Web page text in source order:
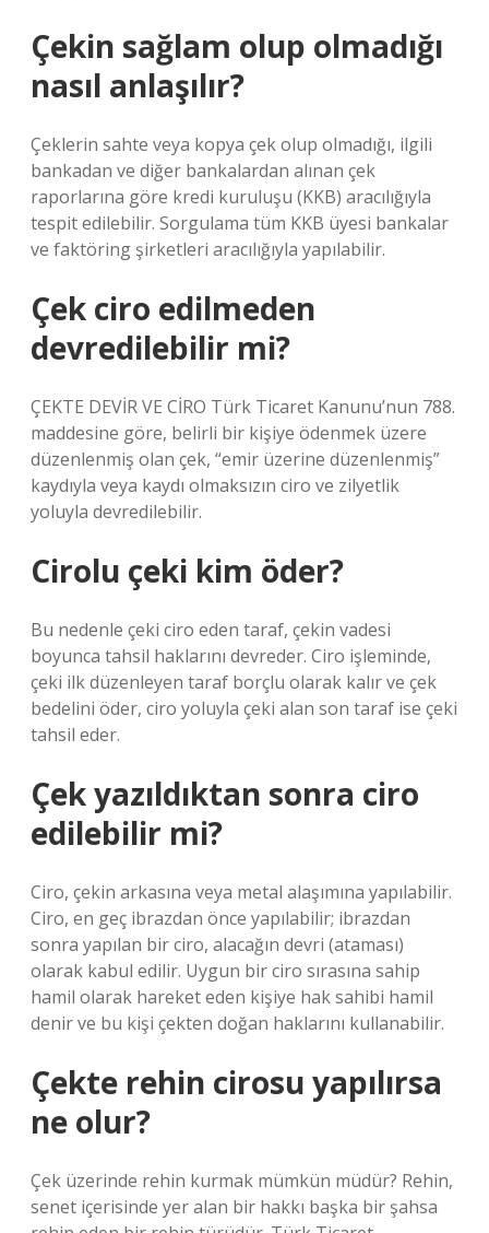
Çekin sağlam olup olmadığı
nasıl anlaşılır?
Çeklerin sahte veya kopya çek olup olmadığı, ilgili
bankadan ve diğer bankalardan alınan çek
raporlarına göre kredi kuruluşu (KKB) aracılığıyla
tespit edilebilir. Sorgulama tüm KKB üyesi bankalar
ve faktöring şirketleri aracılığıyla yapılabilir.
Çek ciro edilmeden
devredilebilir mi?
ÇEKTE DEVİR VE CİRO Türk Ticaret Kanunu’nun 788.
maddesine göre, belirli bir kişiye ödenmek üzere
düzenlenmiş olan çek, “emir üzerine düzenlenmiş”
kaydıyla veya kaydı olmaksızın ciro ve zilyetlik
yoluyla devredilebilir.
Cirolu çeki kim öder?
Bu nedenle çeki ciro eden taraf, çekin vadesi
boyunca tahsil haklarını devreder. Ciro işleminde,
çeki ilk düzenleyen taraf borçlu olarak kalır ve çek
bedelini öder, ciro yoluyla çeki alan son taraf ise çeki
tahsil eder.
Çek yazıldıktan sonra ciro
edilebilir mi?
Ciro, çekin arkasına veya metal alaşımına yapılabilir.
Ciro, en geç ibrazdan önce yapılabilir; ibrazdan
sonra yapılan bir ciro, alacağın devri (ataması)
olarak kabul edilir. Uygun bir ciro sırasına sahip
hamil olarak hareket eden kişiye hak sahibi hamil
denir ve bu kişi çekten doğan haklarını kullanabilir.
Çekte rehin cirosu yapılırsa
ne olur?
Çek üzerinde rehin kurmak mümkün müdür? Rehin,
senet içerisinde yer alan bir hakkı başka bir şahsa